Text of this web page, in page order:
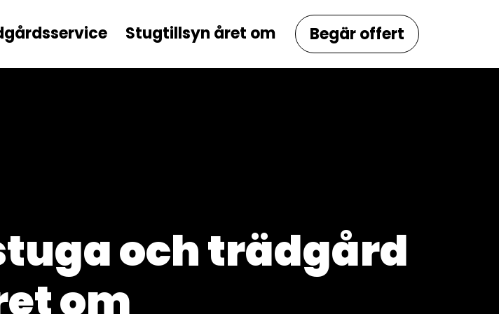
Stugtillsyn året om Begär offert
och trädgård
om